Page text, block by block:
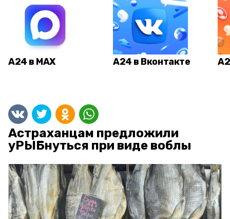
А24 в MAX А24 в Вконтакте
Астраханцам предложили
уРЫБнуться при виде воблы